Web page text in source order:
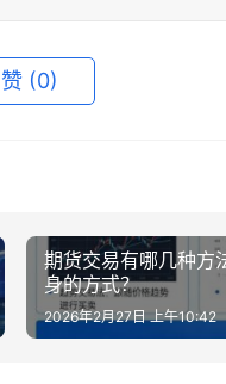
(0)
期货交易有哪几种方
身的方式？
2026年2月27日 上午10:42